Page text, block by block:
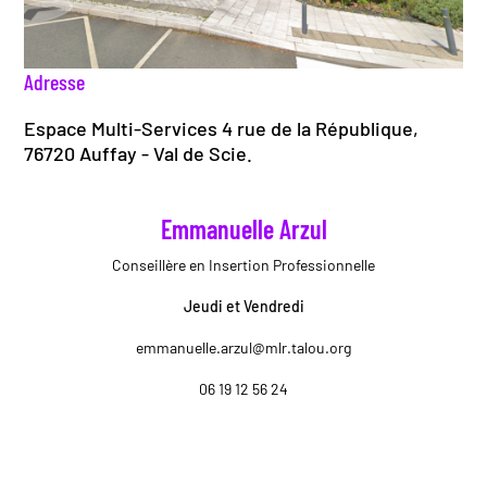
Adresse
Espace Multi-Services 4 rue de la République,
76720 Auffay - Val de Scie.
Emmanuelle Arzul
Conseillère en Insertion Professionnelle
Jeudi et Vendredi
emmanuelle.arzul@mlr.talou.org
06 19 12 56 24